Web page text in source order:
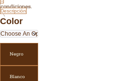
condiciones.
Descripción
Color
Negro
Blanco